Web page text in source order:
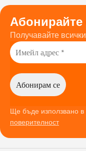
Получавайте
Ще бъде използвано в
поверителност